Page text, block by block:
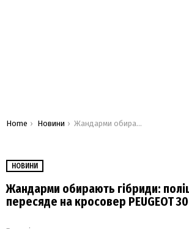
You are here:
Home Новини Жандарми обирають гібриди: поліція Франції пересяде на кросовер PEUGEOT 3008
НОВИНИ
Жандарми обирають гібриди:
пересяде на кросовер PEUGEOT